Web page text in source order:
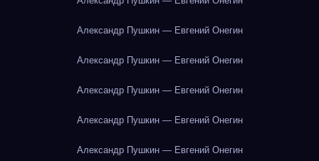
Александр Пушкин — Евгений Онегин
Александр Пушкин — Евгений Онегин
Александр Пушкин — Евгений Онегин
Александр Пушкин — Евгений Онегин
Александр Пушкин — Евгений Онегин